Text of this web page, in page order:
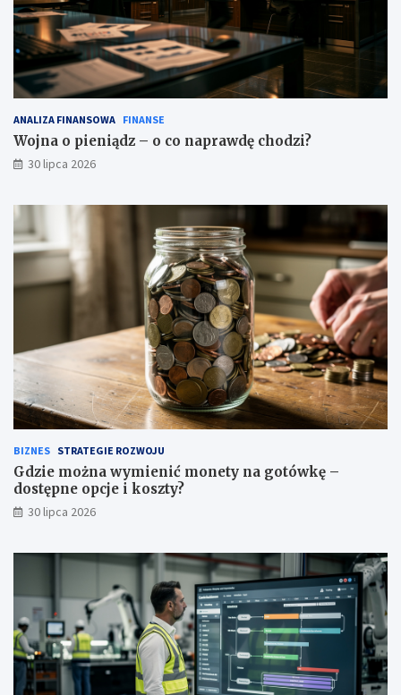
ANALIZA FINANSOWA FINANSE
Wojna o pieniądz – o co naprawdę chodzi?
30 lipca 2026
BIZNES STRATEGIE ROZWOJU
Gdzie można wymienić monety na gotówkę –
dostępne opcje i koszty?
30 lipca 2026